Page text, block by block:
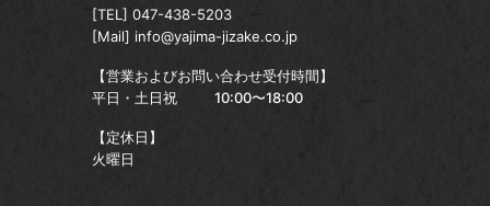
[TEL] 047-438-5203
[Mail] info@yajima-jizake.co.jp
【営業およびお問い合わせ受付時間】
平日・土日祝
10:00〜18:00
【定休日】
火曜日